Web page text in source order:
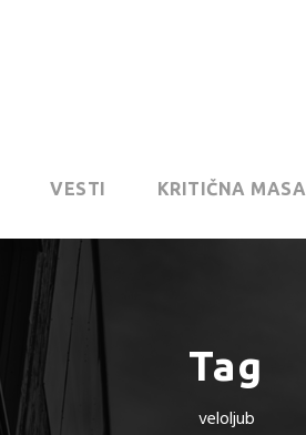
VESTI KRITIČNA MASA
Tag
veloljub